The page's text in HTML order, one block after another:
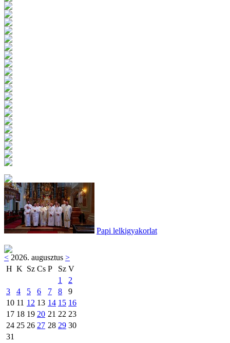
Papi lelkigyakorlat
< 2026. augusztus >
H K Sz Cs P Sz V
1
2
3
4 5 6 7 8
9
10 11 12 13 14 15 16
17 18 19 20 21 22 23
24 25 26 27 28 29 30
31